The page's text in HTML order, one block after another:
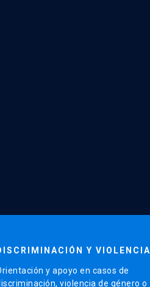
Y VIOLENCIA
y apoyo en casos de
violencia de género o